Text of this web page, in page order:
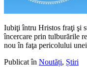
Iubiţi întru Hristos fraţi şi
încercare prin tulburările
nou în faţa pericolului
Publicat în Noutăți, Știri